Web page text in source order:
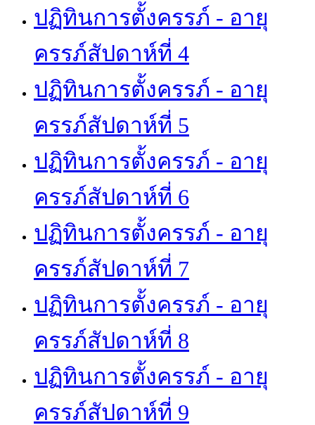
ปฏิทินการตั้งครรภ์ - อายุ
ครรภ์สัปดาห์ที่ 4
ปฏิทินการตั้งครรภ์ - อายุ
ครรภ์สัปดาห์ที่ 5
ปฏิทินการตั้งครรภ์ - อายุ
ครรภ์สัปดาห์ที่ 6
ปฏิทินการตั้งครรภ์ - อายุ
ครรภ์สัปดาห์ที่ 7
ปฏิทินการตั้งครรภ์ - อายุ
ครรภ์สัปดาห์ที่ 8
ปฏิทินการตั้งครรภ์ - อายุ
ครรภ์สัปดาห์ที่ 9